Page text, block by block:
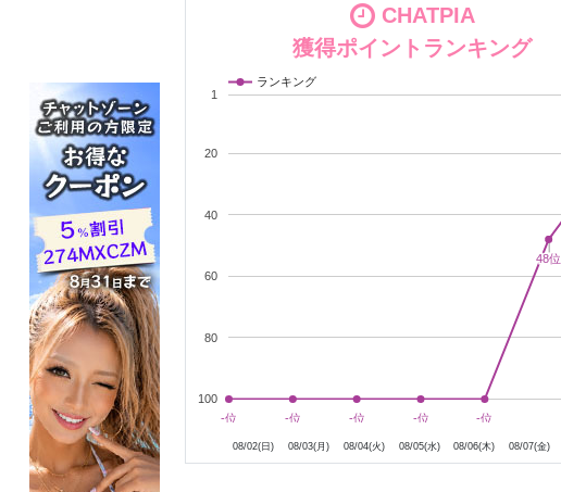
CHATPIA
獲得ポイントランキング
ランキング
1
20
40
60
80
100
-位
-位 -位
-位 -位
-位 -位
-位 -位
-位
48位
48位
08/02(日) 08/03(月) 08/04(火) 08/05(水) 08/06(木) 08/07(金)